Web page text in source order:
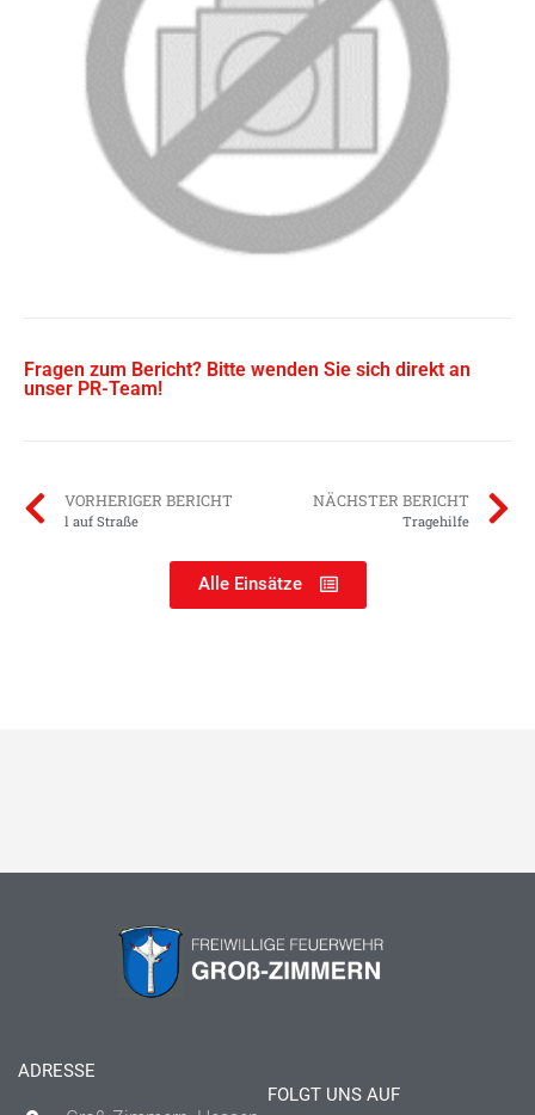
Fragen zum Bericht? Bitte wenden Sie sich direkt an
unser PR-Team!
VORHERIGER BERICHT
l auf Straße
NÄCHSTER BERICHT
Tragehilfe
Alle Einsätze
ADRESSE
FOLGT UNS AUF